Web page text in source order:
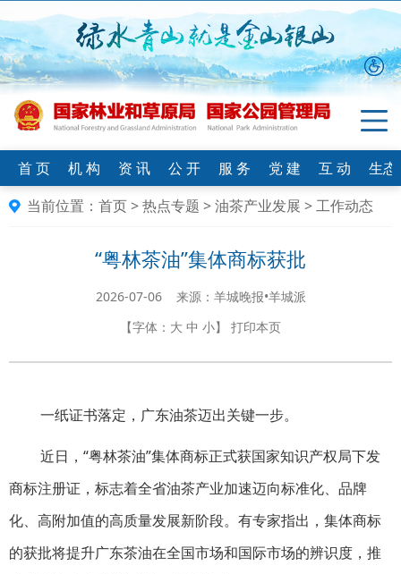
首 页 机 构 资 讯 公 开 服 务 党 建 互 动
生
当前位置： 首页>热点专题 >油茶产业发展 >工作动态
“粤林茶油”集体商标获批
2026-07-06 来源：羊城晚报•羊城派
【字体： 大 中 小】 打印本页
一纸证书落定，广东油茶迈出关键一步。
近日，“粤林茶油”集体商标正式获国家知识产权局下发
商标注册证，标志着全省油茶产业加速迈向标准化、品牌
化、高附加值的高质量发展新阶段。有专家指出，集体商标
的获批将提升广东茶油在全国市场和国际市场的辨识度，推